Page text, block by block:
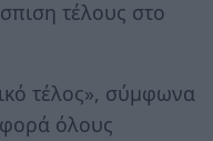
τέλους στο
τέλος», σύμφωνα
όλους